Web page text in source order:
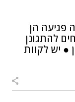
פגיעה הן
להתגונן
● יש לקוות